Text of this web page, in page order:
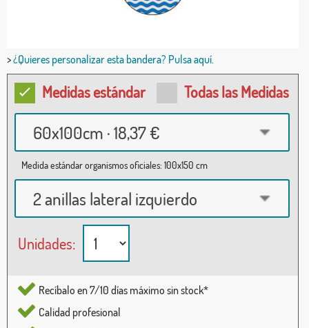
>¿Quieres personalizar esta bandera? Pulsa aquí.
Medidas estándar Todas las Medidas
60x100cm · 18,37 €
Medida estándar organismos oficiales: 100x150 cm
2 anillas lateral izquierdo
Unidades:
Recíbalo en 7/10 días máximo sin stock*
Calidad profesional